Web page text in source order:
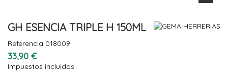
GH ESENCIA TRIPLE H 150ML
Referencia 018009
33,90 €
Impuestos incluidos